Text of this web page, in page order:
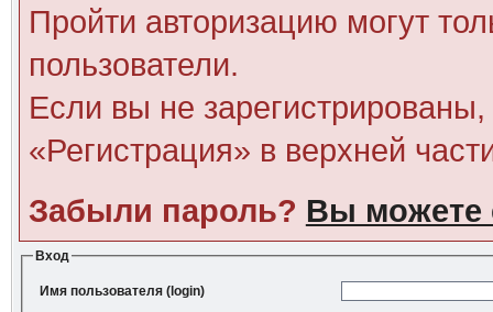
Пройти авторизацию могут
пользователи.
Если вы не
«Регистрация» в верхней
Забыли пароль? Вы можете
Вход
Имя пользователя (login)